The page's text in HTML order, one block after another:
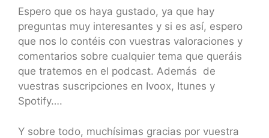
Espero que os haya gustado, ya que hay
preguntas muy interesantes y si es así, espero
que nos lo contéis con vuestras valoraciones y
comentarios sobre cualquier tema que queráis
que tratemos en el podcast. Además de
vuestras suscripciones en Ivoox, Itunes y
Spotify….
Y sobre todo, muchísimas gracias por vuestra